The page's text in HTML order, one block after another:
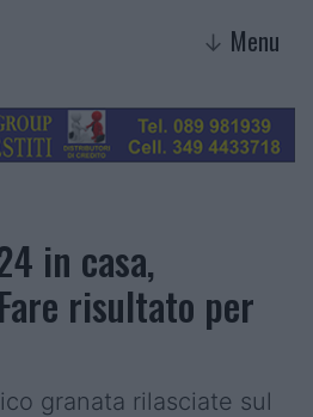
↓ Menu
in casa,
risultato per
granata rilasciate sul